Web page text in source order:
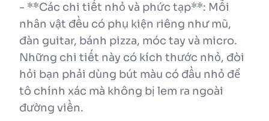
- **Các chi tiết nhỏ và phức tạp**: Mỗi
nhân vật đều có phụ kiện riêng như mũ,
đàn guitar, bánh pizza, móc tay và micro.
Những chi tiết này có kích thước nhỏ, đòi
hỏi bạn phải dùng bút màu có đầu nhỏ để
tô chính xác mà không bị lem ra ngoài
đường viền.